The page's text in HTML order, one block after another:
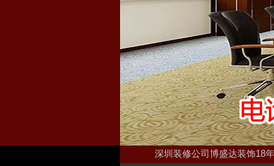
深圳装修公司博盛达装饰18